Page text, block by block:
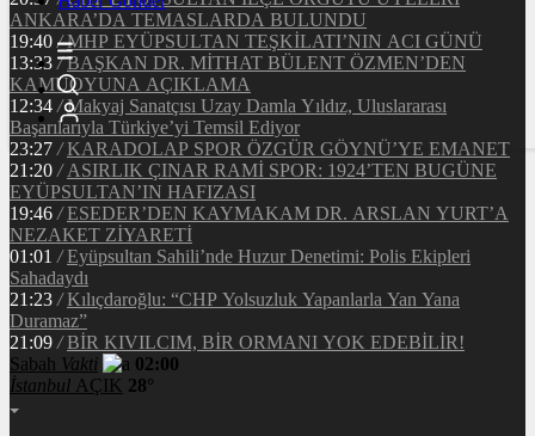
ANKARA’DA TEMASLARDA BULUNDU
19:40 / MHP EYÜPSULTAN TEŞKİLATI’NIN ACI GÜNÜ
13:33 / BAŞKAN DR. MİTHAT BÜLENT ÖZMEN’DEN
KAMUOYUNA AÇIKLAMA
12:34 / Makyaj Sanatçısı Uzay Damla Yıldız, Uluslararası
Başarılarıyla Türkiye’yi Temsil Ediyor
23:27 / KARADOLAP SPOR ÖZGÜR GÖYNÜ’YE EMANET
21:20 / ASIRLIK ÇINAR RAMİ SPOR: 1924’TEN BUGÜNE
EYÜPSULTAN’IN HAFIZASI
19:46 / ESEDER’DEN KAYMAKAM DR. ARSLAN YURT’A
NEZAKET ZİYARETİ
01:01 / Eyüpsultan Sahili’nde Huzur Denetimi: Polis Ekipleri
Sahadaydı
21:23 / Kılıçdaroğlu: “CHP Yolsuzluk Yapanlarla Yan Yana
Duramaz”
21:09 / BİR KIVILCIM, BİR ORMANI YOK EDEBİLİR!
Sabah Vakti
02:00
İstanbul AÇIK 28°